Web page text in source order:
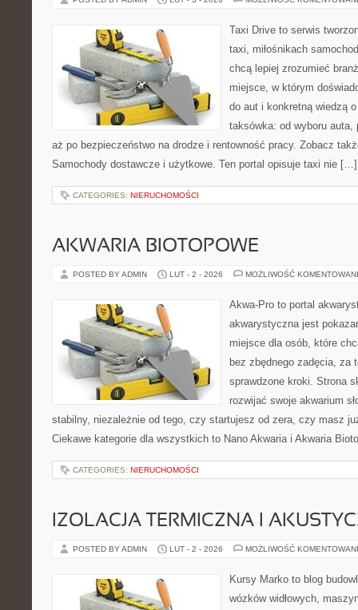
Taxi Drive to serwis
taxi, miłośnikach
chcą lepiej zrozumieć
miejsce, w którym
do aut i konkretną wiedzą
taksówka: od wyboru
aż po bezpieczeństwo na drodze i rentowność pracy. Zobacz
Samochody dostawcze i użytkowe. Ten portal opisuje taxi nie […]
CATEGORIES: NIERUCHOMOŚCI
AKWARIA BIOTOPOWE
POSTED BY ADMIN LUT - 2 - 2026 MOŻLIWOŚĆ
Akwa-Pro to portal
akwarystyczna jest
miejsce dla osób, które
bez zbędnego zadęcia, za
sprawdzone kroki. Strona
rozwijać swoje akwarium
stabilny, niezależnie od tego, czy startujesz od zera, czy masz
Ciekawe kategorie dla wszystkich to Nano Akwaria i Akwaria
CATEGORIES: NIERUCHOMOŚCI
IZOLACJA TERMICZNA I
POSTED BY ADMIN LUT - 2 - 2026 MOŻLIWOŚĆ
Kursy Marko to blog
wózków widłowych,